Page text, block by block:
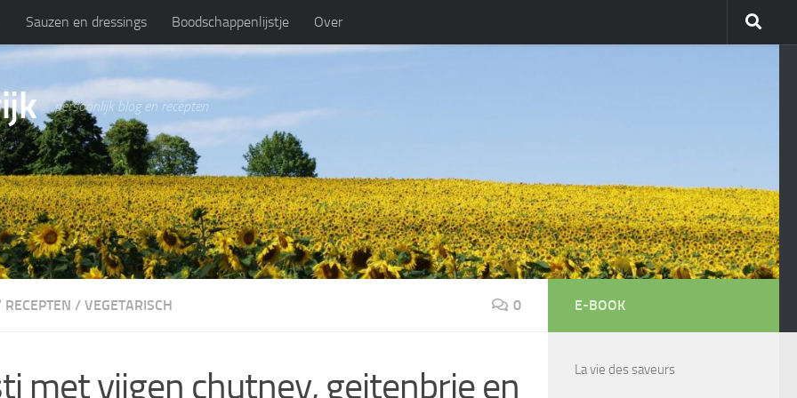
Sauzen en dressings Boodschappenlijstje Over
persoonlijk blog en recepten
RECEPTEN / VEGETARISCH 0
met vijgen chutney, geitenbrie en
E-BOOK
La vie des saveurs